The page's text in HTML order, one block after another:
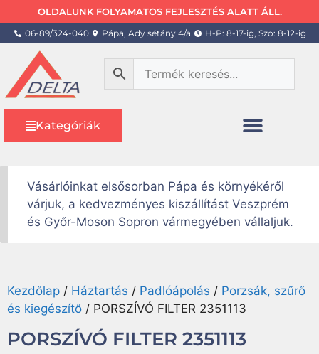
OLDALUNK FOLYAMATOS FEJLESZTÉS ALATT ÁLL.
06-89/324-040 Pápa, Ady sétány 4/a. H-P: 8-17-ig, Szo: 8-12-ig
Kategóriák
Vásárlóinkat elsősorban Pápa és környékéről
várjuk, a kedvezményes kiszállítást Veszprém
és Győr-Moson Sopron vármegyében vállaljuk.
Kezdőlap / Háztartás / Padlóápolás / Porzsák, szűrő
és kiegészítő / PORSZÍVÓ FILTER 2351113
PORSZÍVÓ FILTER 2351113